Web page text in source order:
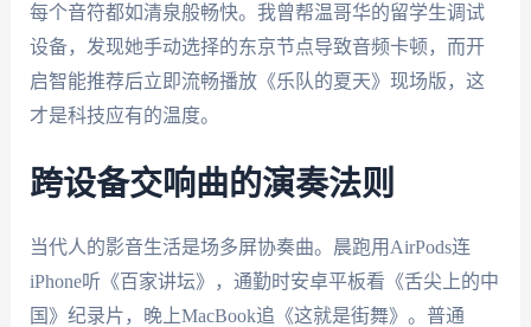
每个音符都如清泉般畅快。我曾帮温哥华的留学生调试
设备，发现她手动选择的东京节点导致音频卡顿，而开
启智能推荐后立即流畅播放《乐队的夏天》现场版，这
才是科技应有的温度。
跨设备交响曲的演奏法则
当代人的影音生活是场多屏协奏曲。晨跑用AirPods连
iPhone听《百家讲坛》，通勤时安卓平板看《舌尖上的中
国》纪录片，晚上MacBook追《这就是街舞》。普通